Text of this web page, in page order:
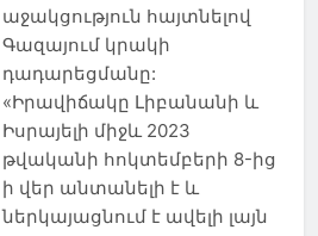
աջակցություն հայտնելով
Գազայում կրակի
դադարեցմանը:
«Իրավիճակը Լիբանանի և
Իսրայելի միջև 2023
թվականի հոկտեմբերի 8-ից
ի վեր անտանելի է և
ներկայացնում է ավելի լայն